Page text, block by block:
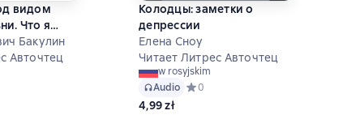
видом
Что я
лет
лет
Бакулин
Авточтец
рейтинг 0 на основе 0 оценок
Колодцы: заметки о
депрессии
Елена Сноу
Читает Литрес Авточтец
w rosyjskim
Audio Средний рейтинг 0 на основе 0
0
4,99 zł